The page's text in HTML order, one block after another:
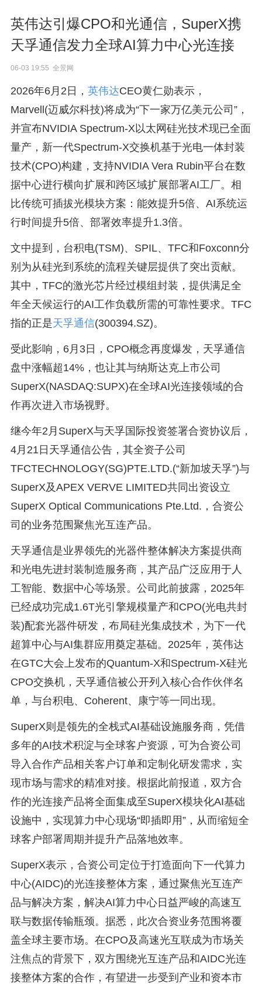
英伟达引爆CPO和光通信，SuperX携
天孚通信发力全球AI算力中心光连接
06-03 19:55 全景网
2026年6月2日， 英伟达CEO黄仁勋表示，
Marvell(迈威尔科技)将成为“下一家万亿美元公司”，
并宣布NVIDIA Spectrum-X以太网硅光技术现已全面
量产，新一代Spectrum-X交换机基于光电一体封装
技术(CPO)构建，支持NVIDIA Vera Rubin平台在数
据中心进行横向扩展和跨区域扩展部署AI工厂。相
比传统可插拔光模块方案：能效提升5倍、AI系统运
行时间提升5倍、部署效率提升1.3倍。
文中提到，台积电(TSM)、SPIL、TFC和Foxconn分
别为从硅光到系统的流程关键层提供了突出贡献。
其中，TFC的激光芯片经过模组封装，提供满足全
年全天候运行的AI工作负载所需的可靠性要求。TFC
指的正是天孚通信(300394.SZ)。
受此影响，6月3日，CPO概念再度爆发，天孚通信
盘中涨幅超14%，也让其与纳斯达克上市公司
SuperX(NASDAQ:SUPX)在全球AI光连接领域的合
作再次进入市场视野。
继今年2月SuperX与天孚国际投资签署合资协议后，
4月21日天孚通信公告，其全资子公司
TFCTECHNOLOGY(SG)PTE.LTD.(“新加坡天孚”)与
SuperX及APEX VERVE LIMITED共同出资设立
SuperX Optical Communications Pte.Ltd.，合资公
司的业务范围聚焦光互连产品。
天孚通信是业界领先的光器件整体解决方案提供商
和光电先进封装制造服务商，其产品广泛应用于人
工智能、数据中心等场景。公司此前披露，2025年
已经成功完成1.6T光引擎规模量产和CPO(光电共封
装)配套光器件研发，布局硅光集成技术，为下一代
超算中心与AI集群应用奠定基础。2025年，英伟达
在GTC大会上发布的Quantum-X和Spectrum-X硅光
CPO交换机，天孚通信被公开列入核心合作伙伴名
单，与台积电、Coherent、康宁等一同出现。
SuperX则是领先的全栈式AI基础设施服务商，凭借
多年的AI技术积淀与全球客户资源，可为合资公司
导入合作产品相关客户订单和定制化研发需求，实
现市场与需求的精准对接。根据此前报道，双方合
作的光连接产品将全面集成至SuperX模块化AI基础
设施中，实现算力中心现场“即插即用”，从而缩短全
球客户部署周期并提升产品落地效率。
SuperX表示，合资公司定位于打造面向下一代算力
中心(AIDC)的光连接整体方案，通过聚焦光互连产
品与解决方案，解决AI算力中心日益严峻的高速互
联与数据传输瓶颈。据悉，此次合资业务范围将覆
盖全球主要市场。在CPO及高速光互联成为市场关
注焦点的背景下，双方围绕光互连产品和AIDC光连
接整体方案的合作，有望进一步受到产业和资本市